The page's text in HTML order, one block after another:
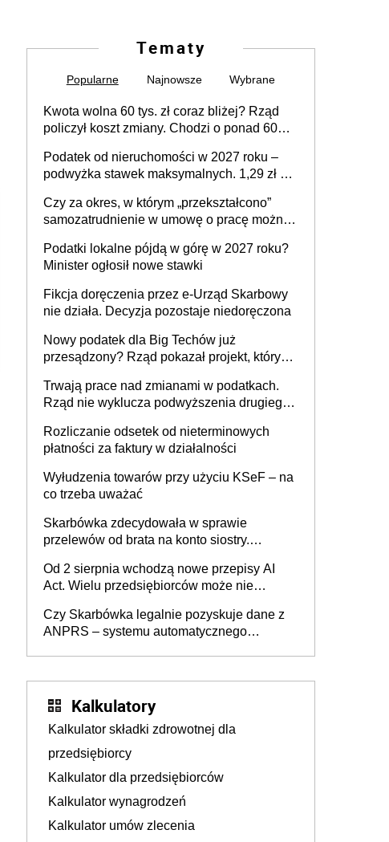
Tematy
Popularne Najnowsze Wybrane
Kwota wolna 60 tys. zł coraz bliżej? Rząd
policzył koszt zmiany. Chodzi o ponad 60
Podatek od nieruchomości w 2027 roku –
podwyżka stawek maksymalnych. 1,29 zł za
budynków i lokali związanych z
prowadzeniem działalności gospodarczej
Czy za okres, w którym „przekształcono”
samozatrudnienie w umowę o pracę można
umowy cywilnoprawnej jedynym
racjonalnym wyjściem
Podatki lokalne pójdą w górę w 2027 roku?
Minister ogłosił nowe stawki
Fikcja doręczenia przez e-Urząd Skarbowy
nie działa. Decyzja pozostaje niedoręczona
Nowy podatek dla Big Techów już
przesądzony? Rząd pokazał projekt, który
Trwają prace nad zmianami w podatkach.
Rząd nie wyklucza podwyższenia drugiego
Rozliczanie odsetek od nieterminowych
płatności za faktury w działalności
Wyłudzenia towarów przy użyciu KSeF – na
co trzeba uważać
Skarbówka zdecydowała w sprawie
przelewów od brata na konto siostry.
darowizna, ale podatku jednak nie będzie
Od 2 sierpnia wchodzą nowe przepisy AI
Act. Wielu przedsiębiorców może nie
Czy Skarbówka legalnie pozyskuje dane z
ANPRS – systemu automatycznego
Kalkulatory
Kalkulator składki zdrowotnej dla
przedsiębiorcy
Kalkulator dla przedsiębiorców
Kalkulator wynagrodzeń
Kalkulator umów zlecenia